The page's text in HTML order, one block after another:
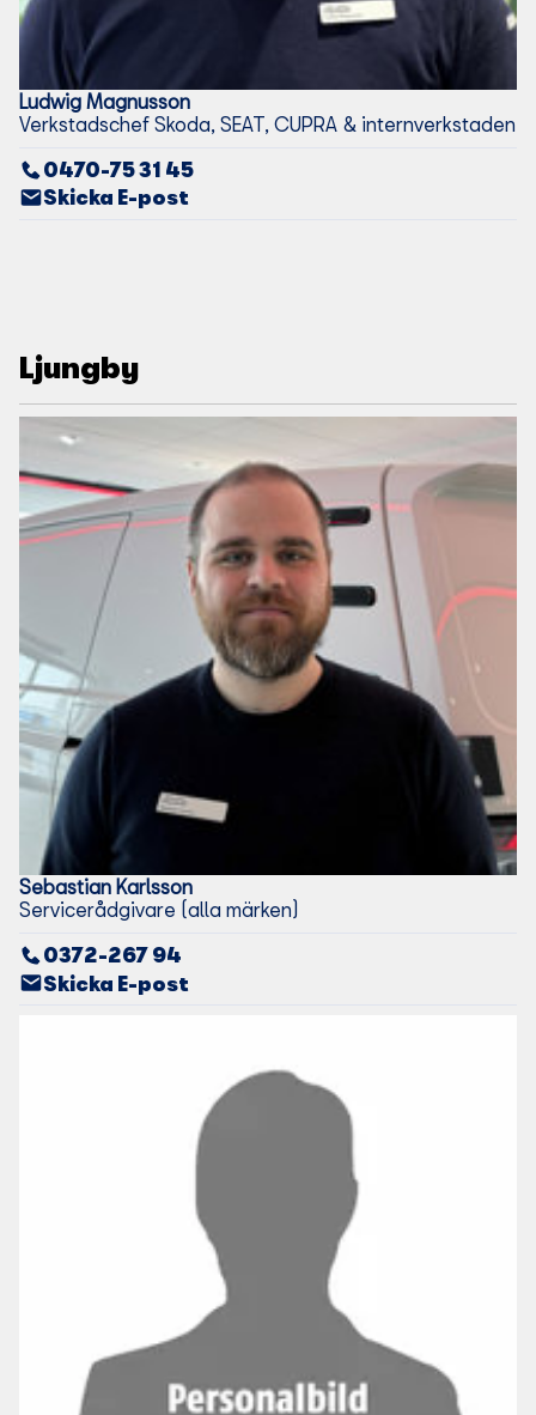
Ludwig Magnusson
Verkstadschef Skoda, SEAT, CUPRA & internverkstaden
0470-75 31 45
Skicka E-post
Ljungby
Sebastian Karlsson
Servicerådgivare (alla märken)
0372-267 94
Skicka E-post